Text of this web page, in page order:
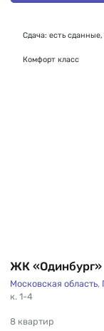
ЖК «Одинбург»
Московская область,
к. 1-4
8 квартир
Сдача: есть
Комфорт класс